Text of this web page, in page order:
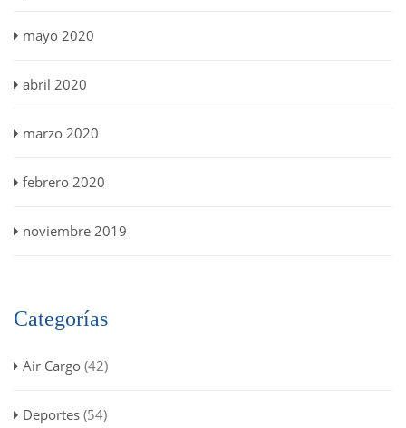
mayo 2020
abril 2020
marzo 2020
febrero 2020
noviembre 2019
Categorías
Air Cargo (42)
Deportes (54)